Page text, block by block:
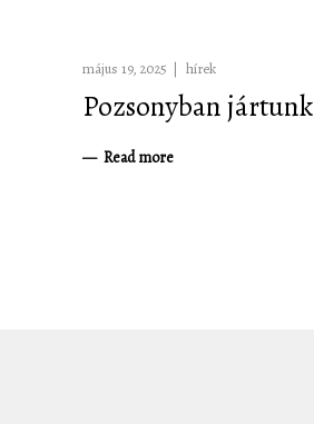
május 19, 2025 hírek
Pozsonyban jártunk
Read more